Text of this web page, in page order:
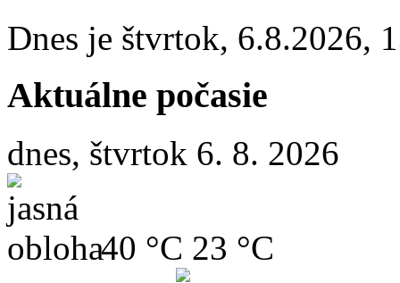
Dnes je štvrtok, 6.8.2026,
Aktuálne počasie
dnes, štvrtok 6. 8. 2026
40 °C 23 °C